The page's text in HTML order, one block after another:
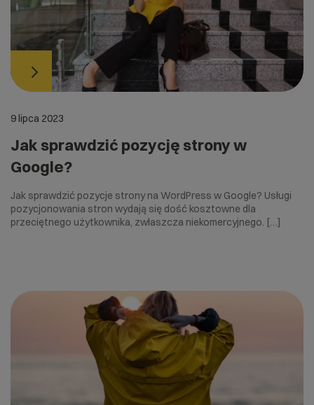
9 lipca 2023
Jak sprawdzić pozycję strony w
Google?
Jak sprawdzić pozycje strony na WordPress w Google? Usługi
pozycjonowania stron wydają się dość kosztowne dla
przeciętnego użytkownika, zwłaszcza niekomercyjnego. […]